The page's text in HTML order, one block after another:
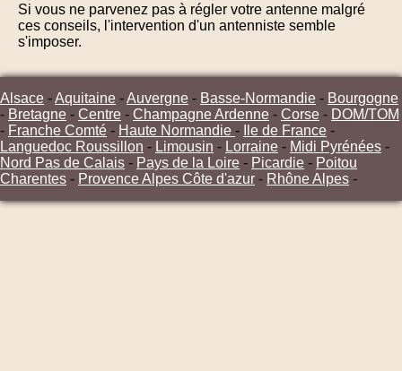
Si vous ne parvenez pas à régler votre antenne malgré
ces conseils, l'intervention d'un antenniste semble
s'imposer.
Alsace -Aquitaine -Auvergne - Basse-Normandie - Bourgogne
- Bretagne - Centre - Champagne Ardenne - Corse - DOM/TOM
- Franche Comté - Haute Normandie - Ile de France -
Languedoc Roussillon - Limousin - Lorraine - Midi Pyrénées -
Nord Pas de Calais - Pays de la Loire - Picardie - Poitou
Charentes - Provence Alpes Côte d'azur - Rhône Alpes -